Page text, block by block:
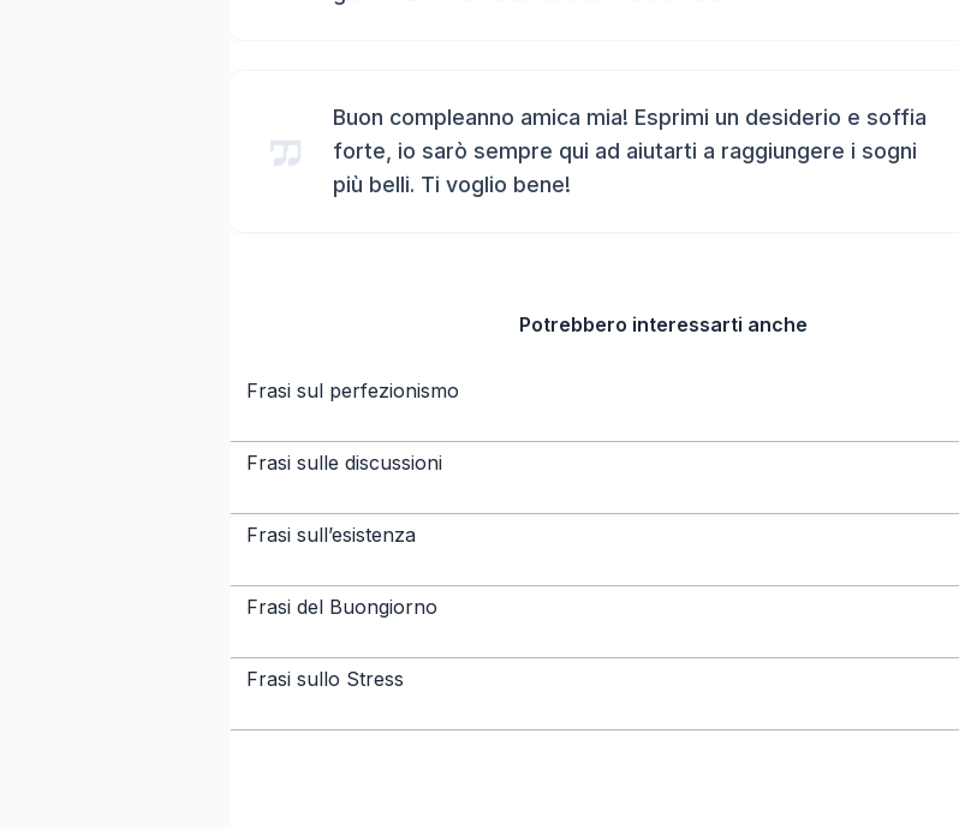
Buon compleanno amica mia! Esprimi un desiderio e soffia
forte, io sarò sempre qui ad aiutarti a raggiungere i sogni
più belli. Ti voglio bene!
Potrebbero interessarti anche
Frasi sul perfezionismo
Frasi sulle discussioni
Frasi sull’esistenza
Frasi del Buongiorno
Frasi sullo Stress